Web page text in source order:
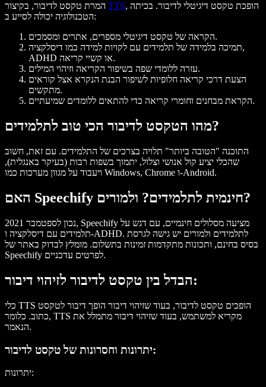
TTS, הופכת טקסט דיגיטלי לדיבור. בכיתה
הטכנולוגיה יכולה לסייע ב:
הקראה של טקסט דיגיטלי מספרים, אתרים ומסמכים.
תמיכה בלמידה של תלמידים עם לקויות למידה כמו דיסלקציה,
ADHD או קשיי קריאה.
עזרה ללומדי שפה בשיפור הקריאה וזיהוי המילים.
הצעת דרכי קריאה חלופיות לשיפור הבנת הנקרא אצל קוראים
מתקשים.
הקראת מבחנים וחומרי קריאה כדי להתאים ללומדים שמיעתיים.
מהו הטקסט לדיבור הכי טוב לתלמידים?
התוכנה "הטובה ביותר" תלויה בצרכים של התלמידים. עם זאת, חשוב
שהכלי יציע קול אנושי וצלול, יתמוך בשפות רבות (בעיקר באנגלית),
ויעבוד על מגוון מערכות כמו Windows, Chrome ו-Android.
האם Speechify חינמית לתלמידים? ולמורים?
נכון לספטמבר 2021, Speechify מציעה מסלולים חינמיים, עם דגש על
תלמידים עם דיסלקציה ו-ADHD. לתלמידים ולמורים יש גישה לגרסת
בסיס בחינם, ותכונות מתקדמות זמינות בתשלום. מומלץ לבדוק באתר של
Speechify לפרטים עדכניים.
הבדל בין טקסט לדיבור לזיהוי דיבור:
כלי TTS הופכים טקסט לדיבור, בעוד שזיהוי דיבור הופך דיבור לטקסט
כתוב. כלומר, TTS מקריא למשתמש, בעוד שזיהוי דיבור מתמלל את
הנאמר.
יתרונות וחסרונות של טקסט לדיבור:
יתרונות: